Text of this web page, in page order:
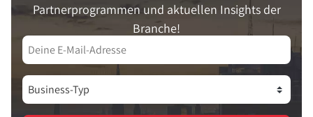
Partnerprogrammen und aktuellen Insights der
Branche!